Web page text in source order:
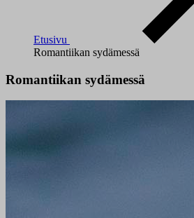
Etusivu
Romantiikan sydämessä
Romantiikan sydämessä